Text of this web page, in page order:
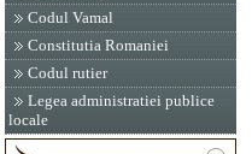
Codul Vamal
Constitutia Romaniei
Codul rutier
Legea administratiei publice
locale